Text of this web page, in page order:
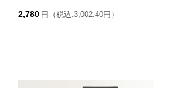
2,780 円（税込:3,002.40円）